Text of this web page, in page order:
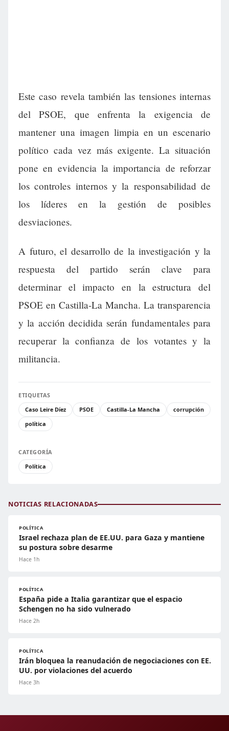
Este caso revela también las tensiones internas
del PSOE, que enfrenta la exigencia de
mantener una imagen limpia en un escenario
político cada vez más exigente. La situación
pone en evidencia la importancia de reforzar
los controles internos y la responsabilidad de
los líderes en la gestión de posibles
desviaciones.
A futuro, el desarrollo de la investigación y la
respuesta del partido serán clave para
determinar el impacto en la estructura del
PSOE en Castilla-La Mancha. La transparencia
y la acción decidida serán fundamentales para
recuperar la confianza de los votantes y la
militancia.
ETIQUETAS
Caso Leire Díez
PSOE Castilla-La Mancha
corrupción
política
CATEGORÍA
Política
NOTICIAS RELACIONADAS
POLÍTICA
Israel rechaza plan de EE.UU. para Gaza y mantiene
su postura sobre desarme
Hace 1h
POLÍTICA
España pide a Italia garantizar que el espacio
Schengen no ha sido vulnerado
Hace 2h
POLÍTICA
Irán bloquea la reanudación de negociaciones con EE.
UU. por violaciones del acuerdo
Hace 3h